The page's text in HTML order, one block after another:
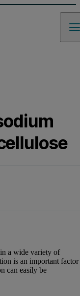
a wide variety of
is an important factor
can easily be